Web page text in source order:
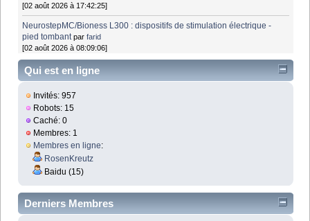
[02 août 2026 à 17:42:25]
NeurostepMC/Bioness L300 : dispositifs de stimulation électrique -
pied tombant parfarid
[02 août 2026 à 08:09:06]
Qui est en ligne
Invités: 957
Robots: 15
Caché: 0
Membres: 1
Membres en ligne:
RosenKreutz
Baidu (15)
Derniers Membres